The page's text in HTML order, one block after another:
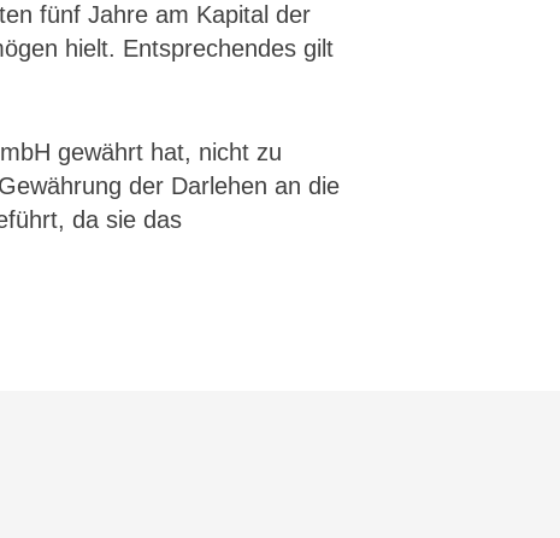
fünf Jahre am Kapital der
hielt. Entsprechendes gilt
gewährt hat, nicht zu
der Darlehen an die
da sie das